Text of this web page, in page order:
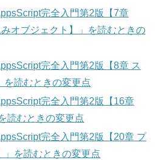
完全入門第2版【7章
オブジェクト】」を読むときの
完全入門第2版【8章 ス
を読むときの変更点
完全入門第2版【16章
読むときの変更点
完全入門第2版【20章 プ
」を読むときの変更点